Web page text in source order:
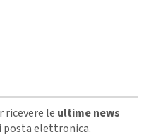
ricevere le ultime news
posta elettronica.